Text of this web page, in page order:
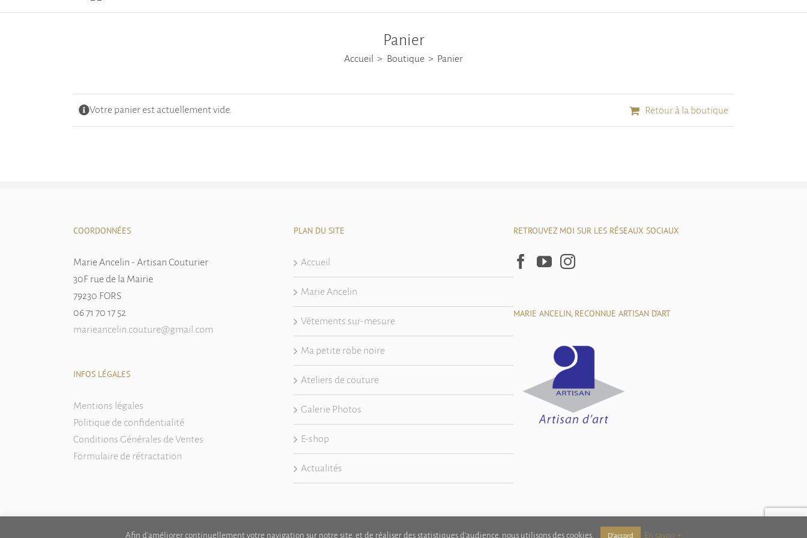
Panier
Accueil Boutique Panier
Votre panier est actuellement vide. Retour à la boutique
COORDONNÉES
Marie Ancelin - Artisan Couturier
30F rue de la Mairie
79230 FORS
06 71 70 17 52
marieancelin.couture@gmail.com
INFOS LÉGALES
Mentions légales
Politique de confidentialité
Conditions Générales de Ventes
Formulaire de rétractation
PLAN DU SITE
Accueil
Marie Ancelin
Vêtements sur-mesure
Ma petite robe noire
Ateliers de couture
Galerie Photos
E-shop
Actualités
RETROUVEZ MOI SUR LES RÉSEAUX SOCIAUX
MARIE ANCELIN, RECONNUE ARTISAN D’ART
© Marie Ancelin Artisan Couturier - 79230 La Foye Monjault
Afin d'améliorer continuellement votre navigation sur notre site, et de réaliser des statistiques d'audience, nous utilisons des cookies. D'accord En savoir +